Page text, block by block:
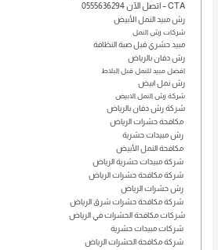
CTA – اتصل الآن 0555636294
رش مبيد النمل الأبيض
شركات رش النمل
مبيد حشري قبل صبة النظافة
رش دفان بالرياض
افضل مبيد للنمل قبل البلاط
رش نمل ابيض
شركة رش النمل الابيض
شركة رش دفان بالرياض
مكافحة حشرات الرياض
رش مبيدات حشرية
مكافحة النمل الأبيض
شركة مبيدات حشرية الرياض
شركة مكافحة حشرات الرياض
رش حشرات الرياض
شركة مكافحة حشرات شرق الرياض
شركات مكافحة الحشرات في الرياض
شركات مبيدات حشرية
شركة مكافحة الحشرات الرياض